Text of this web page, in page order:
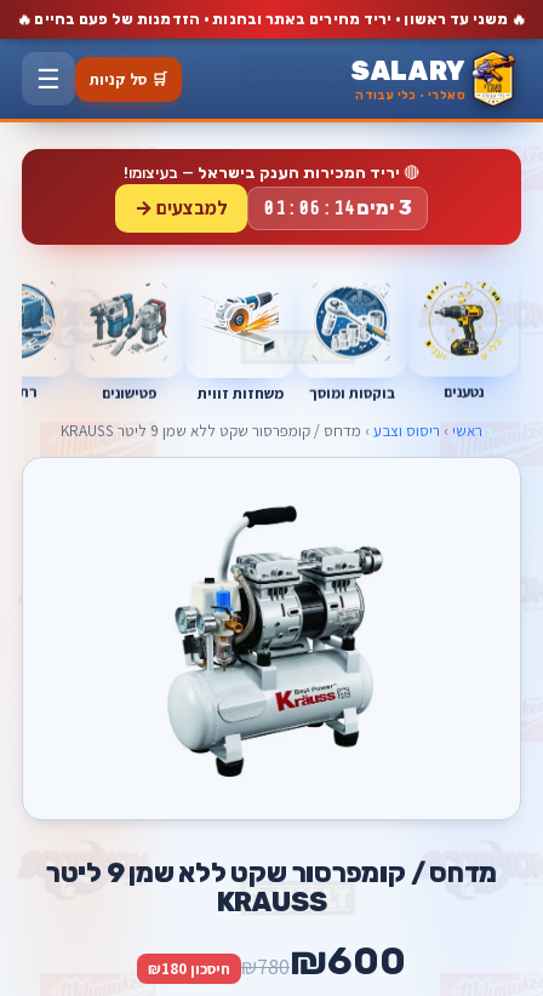
🔥 משני עד ראשון · יריד מחירים באתר ובחנות · הזדמנות של פעם בחיים 🔥
SALARY
סאלרי · כלי עבודה
🛒 סל קניות ☰
🔴 יריד המכירות הענק בישראל — בעיצומו!
3 ימים 01:06:13 למבצעים →
נטענים בוקסות ומוסך משחזות זווית פטישונים
ראשי › ריסוס וצבע › מדחס / קומפרסור שקט ללא שמן 9 ליטר KRAUSS
מדחס / קומפרסור שקט ללא שמן 9 ליטר
KRAUSS
₪600
₪780 חיסכון ₪180